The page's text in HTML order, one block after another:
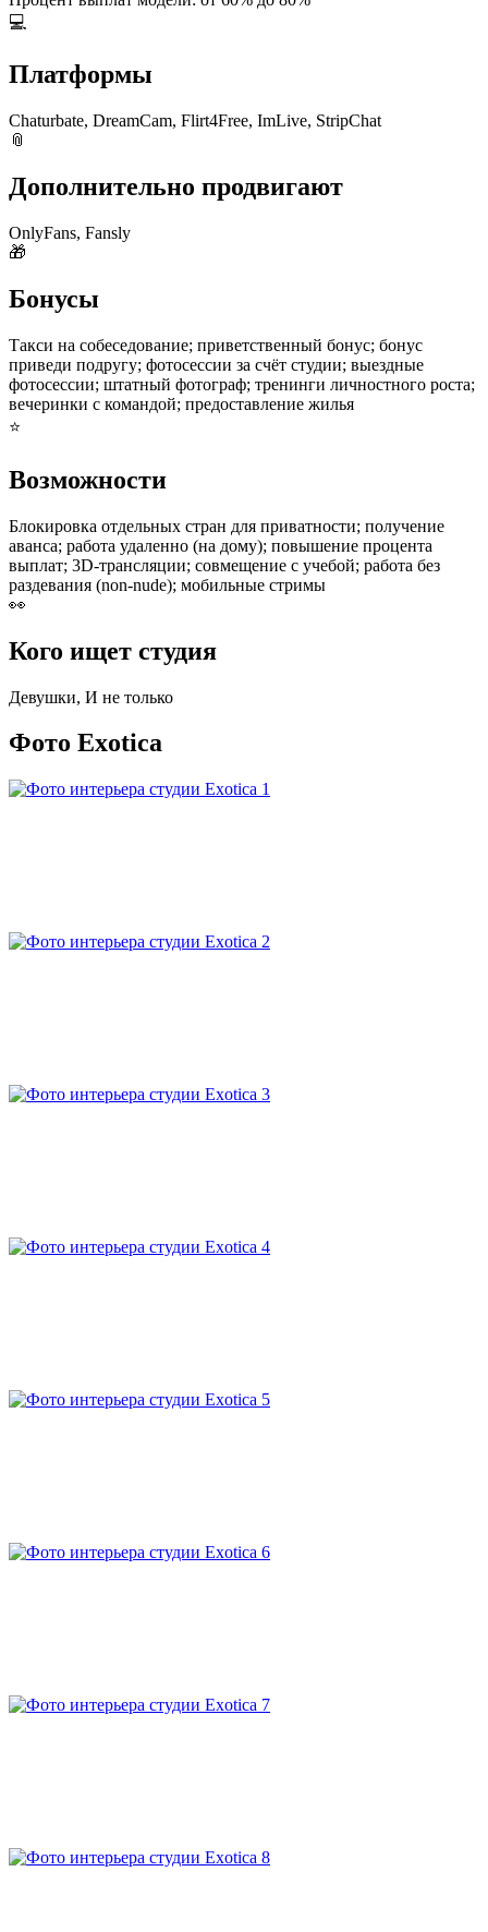
💻
Платформы
Chaturbate, DreamCam, Flirt4Free, ImLive, StripChat
📎
Дополнительно продвигают
OnlyFans, Fansly
🎁
Бонусы
Такси на собеседование; приветственный бонус; бонус
приведи подругу; фотосессии за счёт студии; выездные
фотосессии; штатный фотограф; тренинги личностного роста;
вечеринки с командой; предоставление жилья
⭐
Возможности
Блокировка отдельных стран для приватности; получение
аванса; работа удаленно (на дому); повышение процента
выплат; 3D-трансляции; совмещение с учебой; работа без
раздевания (non-nude); мобильные стримы
👀
Кого ищет студия
Девушки, И не только
Фото Exotica